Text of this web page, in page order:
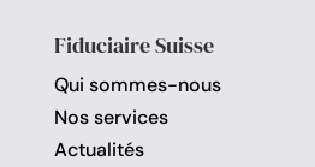
Fiduciaire Suisse
Qui sommes-nous
Nos services
Actualités